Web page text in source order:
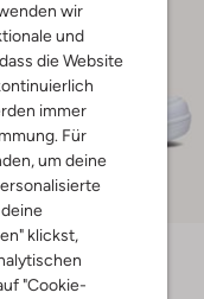
wir
und
die Website
immer
Für
um deine
klickst,
"Cookie-
Low
€ 19,99